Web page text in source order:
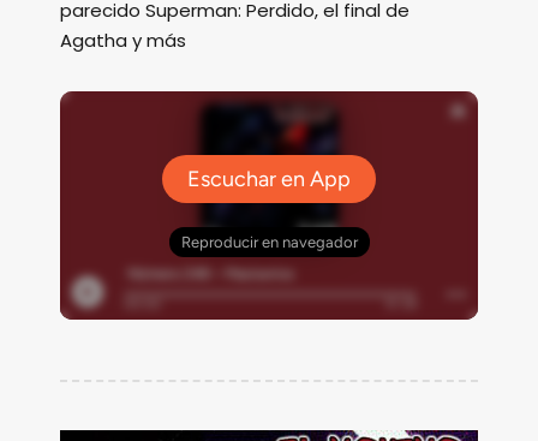
parecido Superman: Perdido, el final de
Agatha y más